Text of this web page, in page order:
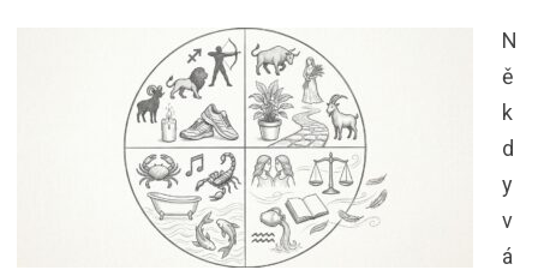
N
ě
k
d
y
v
á